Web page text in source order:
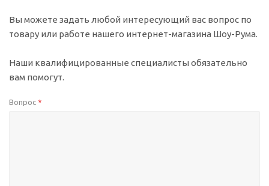
Вы можете задать любой интересующий вас вопрос по
товару или работе нашего интернет-магазина Шоу-Рума.
Наши квалифицированные специалисты обязательно
вам помогут.
Вопрос *